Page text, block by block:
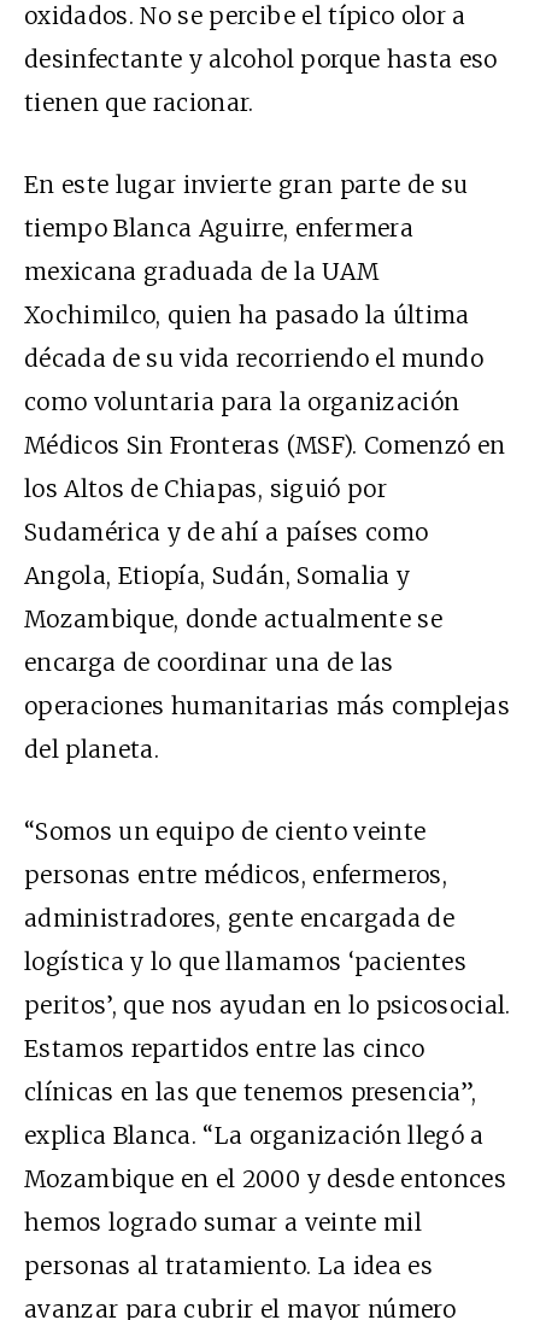
oxidados. No se percibe el típico olor a
desinfectante y alcohol porque hasta eso
tienen que racionar.
En este lugar invierte gran parte de su
tiempo Blanca Aguirre, enfermera
mexicana graduada de la UAM
Xochimilco, quien ha pasado la última
década de su vida recorriendo el mundo
como voluntaria para la organización
Médicos Sin Fronteras (MSF). Comenzó en
los Altos de Chiapas, siguió por
Sudamérica y de ahí a países como
Angola, Etiopía, Sudán, Somalia y
Mozambique, donde actualmente se
encarga de coordinar una de las
operaciones humanitarias más complejas
del planeta.
“Somos un equipo de ciento veinte
personas entre médicos, enfermeros,
administradores, gente encargada de
logística y lo que llamamos ‘pacientes
peritos’, que nos ayudan en lo psicosocial.
Estamos repartidos entre las cinco
clínicas en las que tenemos presencia”,
explica Blanca. “La organización llegó a
Mozambique en el 2000 y desde entonces
hemos logrado sumar a veinte mil
personas al tratamiento. La idea es
avanzar para cubrir el mayor número